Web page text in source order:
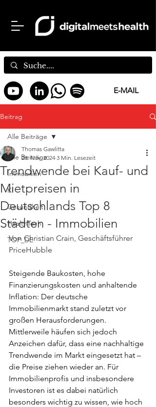
E-MAIL
Beitrag
Alle Beiträge
Immobilien
KI
Gesundheit
HealthTech
TOP_DE
Alle Beiträge
Trendwende bei Kauf- und
Mietpreisen in
Deutschlands Top 8
Städten - Immobilien
Thomas Gawlitta
28. Nov. 2024 3 Min. Lesezeit
Von Christian Crain, Geschäftsführer
PriceHubble
Steigende Baukosten, hohe
Finanzierungskosten und anhaltende
Inflation: Der deutsche
Immobilienmarkt stand zuletzt vor
großen Herausforderungen.
Mittlerweile häufen sich jedoch
Anzeichen dafür, dass eine nachhaltige
Trendwende im Markt eingesetzt hat –
die Preise ziehen wieder an. Für
Immobilienprofis und insbesondere
Investoren ist es dabei natürlich
besonders wichtig zu wissen, wie hoch